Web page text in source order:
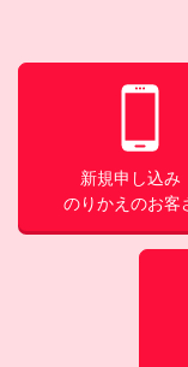
新規申し込み
のりかえのお客